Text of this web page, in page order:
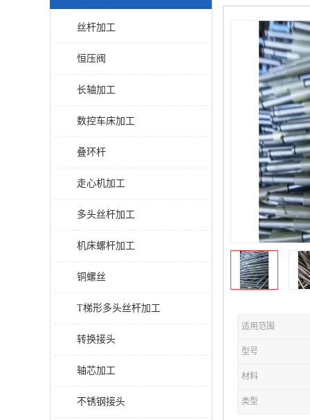
丝杆加工
恒压阀
长轴加工
数控车床加工
叠环杆
走心机加工
多头丝杆加工
机床螺杆加工
铜螺丝
T梯形多头丝杆加工
转换接头
轴芯加工
不锈钢接头
适用范围
型号
材料
类型